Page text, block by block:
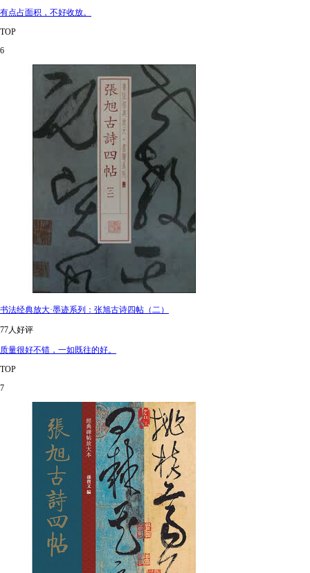
有点占面积，不好收放。
TOP
6
书法经典放大·墨迹系列：张旭古诗四帖（二）
77人好评
质量很好不错，一如既往的好。
TOP
7